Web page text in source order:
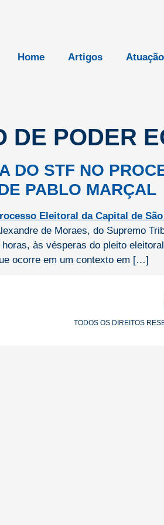
Home Artigos Atuação
DE PODER
DO STF NO
PABLO MARÇAL
de Moraes, do Supremo
às vésperas do pleito
ocorre em um contexto em […]
TODOS OS DIREITOS